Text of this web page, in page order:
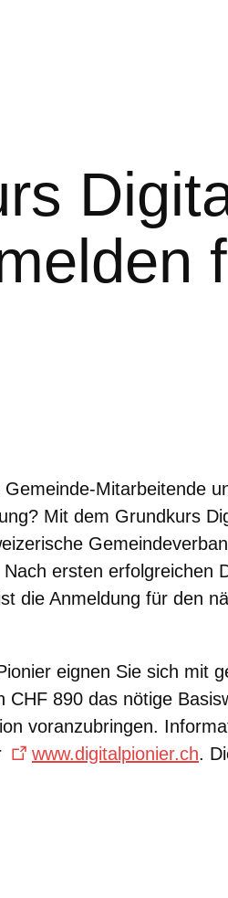
Mitarbeitende
Mit dem Grundkurs
ersten erfolgreichen
die Anmeldung für den
eignen Sie sich mit
CHF 890 das nötige
voranzubringen.
www.digitalpionier.ch.